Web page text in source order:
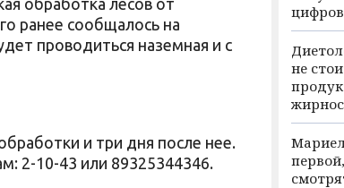
обработка лесов от
ранее сообщалось на
проводиться наземная и с
и три дня после нее.
2-10-43 или 89325344346.
не